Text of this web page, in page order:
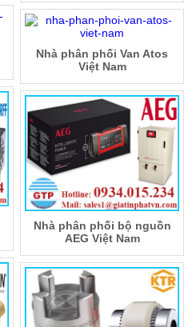
Nhà phân phối Van Atos
Việt Nam
Nhà phân phối bộ nguồn
AEG Việt Nam